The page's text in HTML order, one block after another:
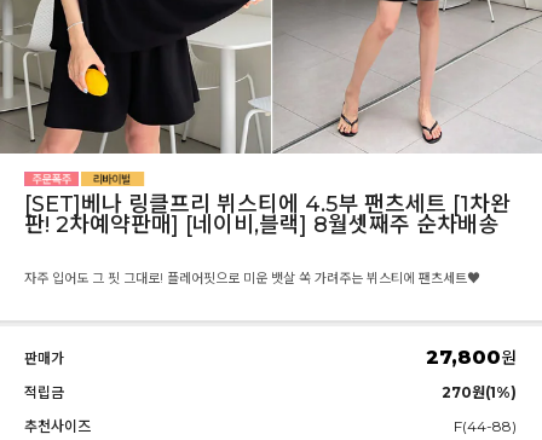
[SET]베나 링클프리 뷔스티에 4.5부 팬츠세트 [1차완
판! 2차예약판매] [네이비,블랙] 8월셋째주 순차배송
자주 입어도 그 핏 그대로! 플레어핏으로 미운 뱃살 쏙 가려주는 뷔스티에 팬츠세트♥
판매가 27,800원
적립금
270원(1%)
추천사이즈
F(44-88)